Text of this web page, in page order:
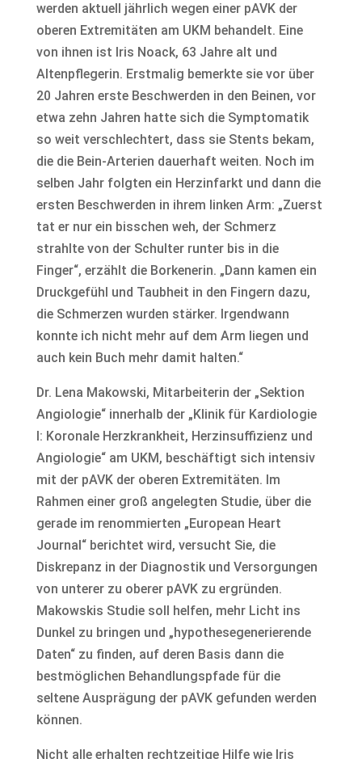
werden aktuell jährlich wegen einer pAVK der
oberen Extremitäten am UKM behandelt. Eine
von ihnen ist Iris Noack, 63 Jahre alt und
Altenpflegerin. Erstmalig bemerkte sie vor über
20 Jahren erste Beschwerden in den Beinen, vor
etwa zehn Jahren hatte sich die Symptomatik
so weit verschlechtert, dass sie Stents bekam,
die die Bein-Arterien dauerhaft weiten. Noch im
selben Jahr folgten ein Herzinfarkt und dann die
ersten Beschwerden in ihrem linken Arm: „Zuerst
tat er nur ein bisschen weh, der Schmerz
strahlte von der Schulter runter bis in die
Finger“, erzählt die Borkenerin. „Dann kamen ein
Druckgefühl und Taubheit in den Fingern dazu,
die Schmerzen wurden stärker. Irgendwann
konnte ich nicht mehr auf dem Arm liegen und
auch kein Buch mehr damit halten.“
Dr. Lena Makowski, Mitarbeiterin der „Sektion
Angiologie“ innerhalb der „Klinik für Kardiologie
I: Koronale Herzkrankheit, Herzinsuffizienz und
Angiologie“ am UKM, beschäftigt sich intensiv
mit der pAVK der oberen Extremitäten. Im
Rahmen einer groß angelegten Studie, über die
gerade im renommierten „European Heart
Journal“ berichtet wird, versucht Sie, die
Diskrepanz in der Diagnostik und Versorgungen
von unterer zu oberer pAVK zu ergründen.
Makowskis Studie soll helfen, mehr Licht ins
Dunkel zu bringen und „hypothesegenerierende
Daten“ zu finden, auf deren Basis dann die
bestmöglichen Behandlungspfade für die
seltene Ausprägung der pAVK gefunden werden
können.
Nicht alle erhalten rechtzeitige Hilfe wie Iris